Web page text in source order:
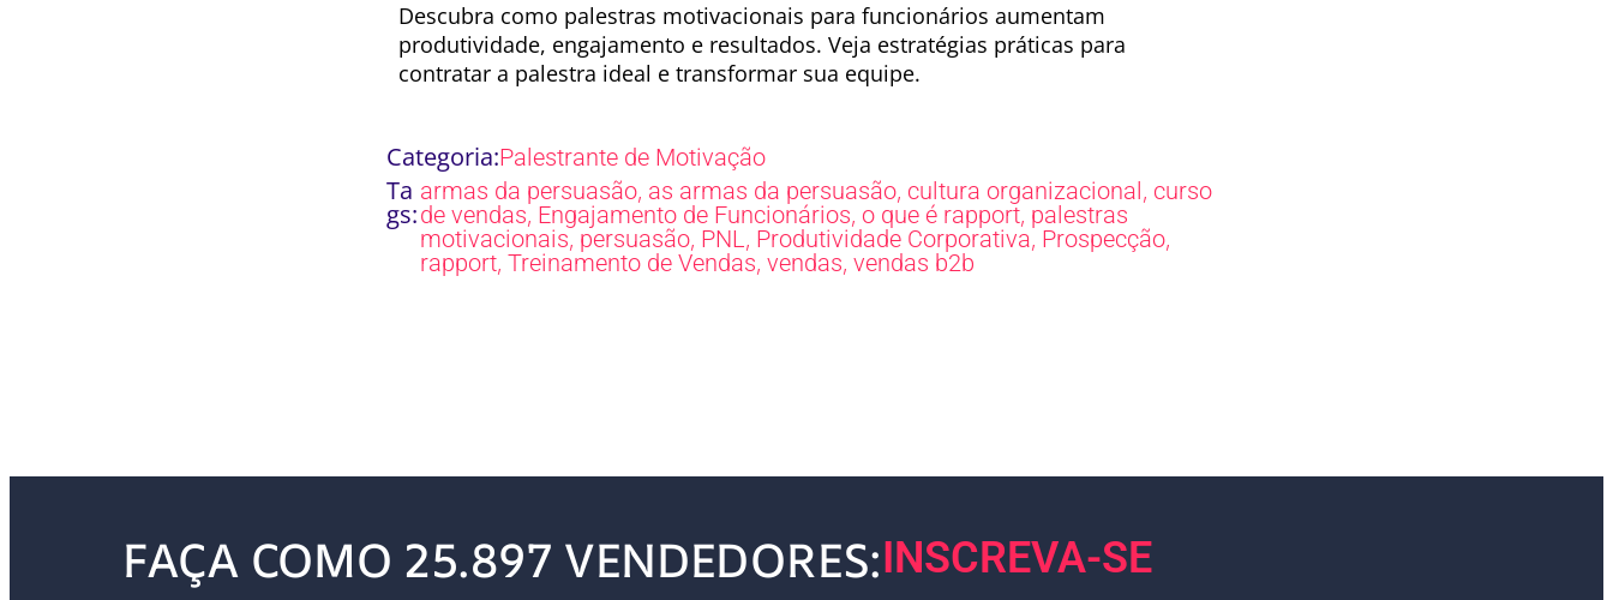
Descubra como palestras motivacionais para funcionários aumentam
produtividade, engajamento e resultados. Veja estratégias práticas para
contratar a palestra ideal e transformar sua equipe.
Categoria:Palestrante de Motivação
Ta
gs:
armas da persuasão, as armas da persuasão, cultura organizacional, curso
de vendas, Engajamento de Funcionários, o que é rapport, palestras
motivacionais, persuasão, PNL, Produtividade Corporativa, Prospecção,
rapport, Treinamento de Vendas, vendas, vendas b2b
FAÇA COMO 25.897 VENDEDORES:INSCREVA-SE